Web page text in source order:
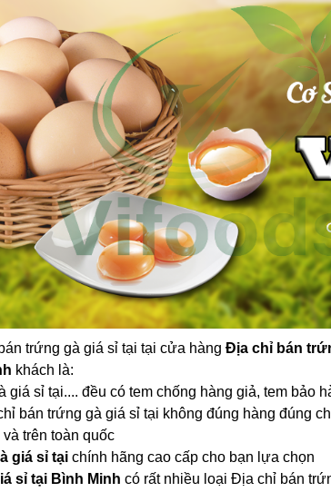
trứng gà giá sỉ tại tại cửa hàng Địa chỉ bán
khách là:
sỉ tại.... đều có tem chống hàng giả, tem bảo
bán trứng gà giá sỉ tại không đúng hàng đúng
và trên toàn quốc
giá sỉ tạichính hãng cao cấp cho bạn lựa chọn
sỉ tại Bình Minh có rất nhiều loại Địa chỉ bán